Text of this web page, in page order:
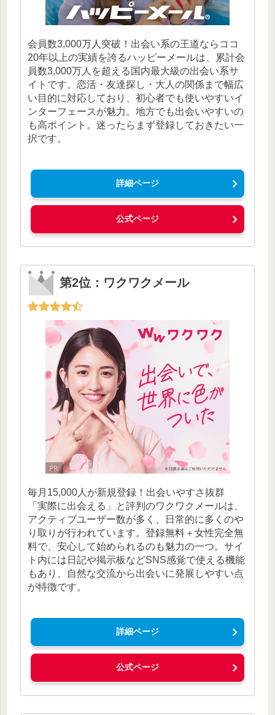
会員数3,000万人突破！出会い系の王道ならココ
20年以上の実績を誇るハッピーメールは、累計会
員数3,000万人を超える国内最大級の出会い系サ
イトです。恋活・友達探し・大人の関係まで幅広
い目的に対応しており、初心者でも使いやすいイ
ンターフェースが魅力。地方でも出会いやすいの
も高ポイント。迷ったらまず登録しておきたい一
択です。
詳細ページ
公式ページ
第2位：ワクワクメール
毎月15,000人が新規登録！出会いやすさ抜群
「実際に出会える」と評判のワクワクメールは、
アクティブユーザー数が多く、日常的に多くのや
り取りが行われています。登録無料＋女性完全無
料で、安心して始められるのも魅力の一つ。サイ
ト内には日記や掲示板などSNS感覚で使える機能
もあり、自然な交流から出会いに発展しやすい点
が特徴です。
詳細ページ
公式ページ